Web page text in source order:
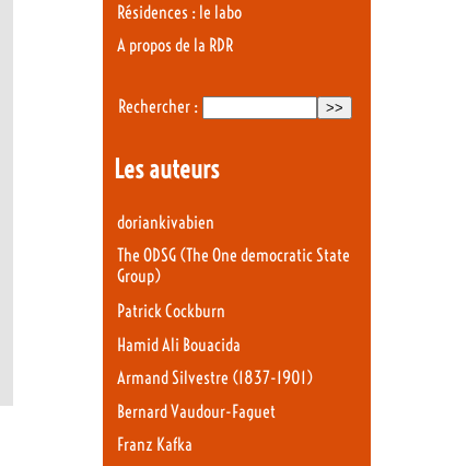
Résidences : le labo
A propos de la RDR
Rechercher :
Les auteurs
doriankivabien
The ODSG (The One democratic State
Group)
Patrick Cockburn
Hamid Ali Bouacida
Armand Silvestre (1837-1901)
Bernard Vaudour-Faguet
Franz Kafka